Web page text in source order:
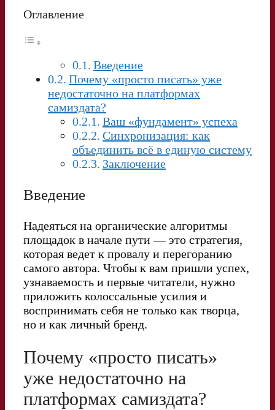
Оглавление
Введение
Почему «просто писать» уже
недостаточно на платформах
самиздата?
Ваш «фундамент» успеха
Синхронизация: как
объединить всё в единую систему
Заключение
Введение
Надеяться на органические алгоритмы
площадок в начале пути — это стратегия,
которая ведет к провалу и перегоранию
самого автора. Чтобы к вам пришли успех,
узнаваемость и первые читатели, нужно
приложить колоссальные усилия и
воспринимать себя не только как творца,
но и как личный бренд.
Почему «просто писать»
уже недостаточно на
платформах самиздата?